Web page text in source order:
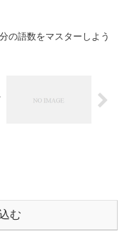
の語数をマスターしよう
む